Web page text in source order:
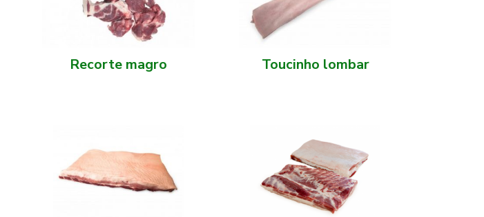
Recorte magro Toucinho lombar